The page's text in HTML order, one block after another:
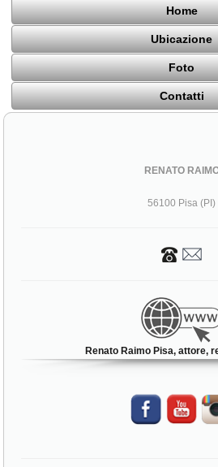
Home
Ubicazione
Foto
Contatti
RENATO
56100 Pisa (PI)
Renato Raimo Pisa, attore,